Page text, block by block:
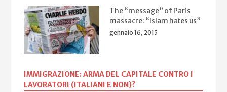
The “message” of Paris
massacre: “Islam hates us”
gennaio 16, 2015
IMMIGRAZIONE: ARMA DEL CAPITALE CONTRO I
LAVORATORI (ITALIANI E NON)?